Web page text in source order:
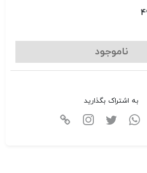
ناموجود
به اشتراک بگذارید